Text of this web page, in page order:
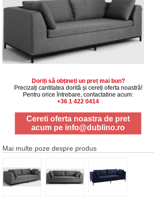
Doriți să obțineți un preț mai bun?
Precizați cantitatea dorită și cereți oferta noastră!
Pentru orice întrebare, contactatine acum:
+36 1 422 0414
Cereti oferta noastra de pret
acum pe info@dublino.ro
Mai multe poze despre produs